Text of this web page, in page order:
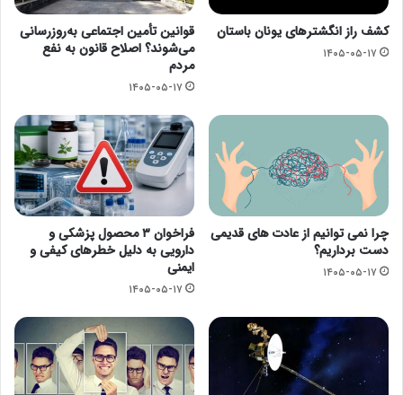
کشف راز انگشترهای یونان باستان
۱۴۰۵-۰۵-۱۷
قوانین تأمین اجتماعی به‌روزرسانی
می‌شوند؟ اصلاح قانون به نفع
مردم
۱۴۰۵-۰۵-۱۷
چرا نمی توانیم از عادت های قدیمی
دست برداریم؟
۱۴۰۵-۰۵-۱۷
فراخوان ۳ محصول پزشکی و
دارویی به دلیل خطرهای کیفی و
ایمنی
۱۴۰۵-۰۵-۱۷